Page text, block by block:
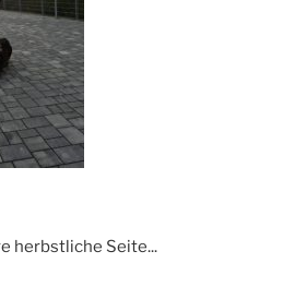
herbstliche Seite...